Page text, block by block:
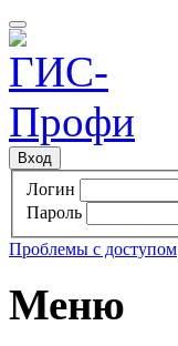
Вход
Логин
Пароль
Проблемы с доступом
Меню